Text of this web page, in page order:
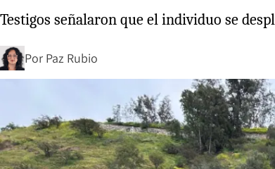
Testigos señalaron que el individuo se
Por Paz Rubio